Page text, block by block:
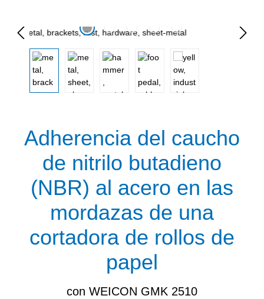
Omitir galería de imágenes
Adherencia del caucho
de nitrilo butadieno
(NBR) al acero en las
mordazas de una
cortadora de rollos de
papel
con WEICON GMK 2510